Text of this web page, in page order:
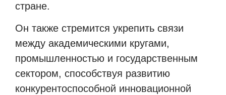
стране.
Он также стремится укрепить связи
между академическими кругами,
промышленностью и государственным
сектором, способствуя развитию
конкурентоспособной инновационной